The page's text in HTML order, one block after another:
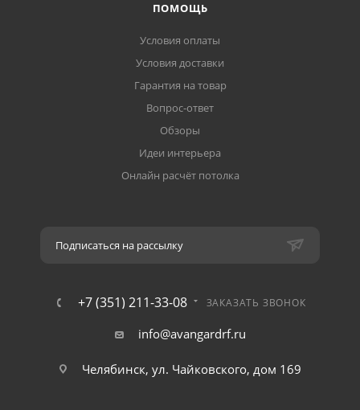
ПОМОЩЬ
Условия оплаты
Условия доставки
Гарантия на товар
Вопрос-ответ
Обзоры
Идеи интерьера
Онлайн расчёт потолка
Подписаться на рассылку
+7 (351) 211-33-08 ЗАКАЗАТЬ ЗВОНОК
info@avangardrf.ru
Челябинск, ул. Чайковского, дом 169